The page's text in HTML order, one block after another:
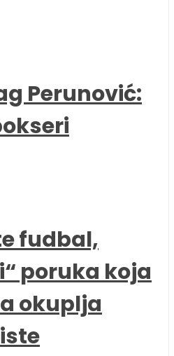
Perunović:
fudbal,
poruka koja
okuplja